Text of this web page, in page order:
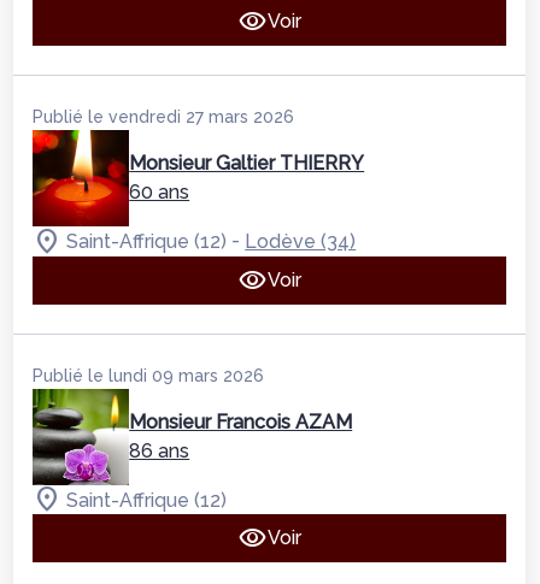
Voir
Publié le vendredi 27 mars 2026
Monsieur Galtier THIERRY
60 ans
Saint-Affrique (12) - Lodève (34)
Voir
Publié le lundi 09 mars 2026
Monsieur Francois AZAM
86 ans
Saint-Affrique (12)
Voir